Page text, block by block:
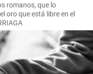
romanos, que lo
oro que está libre en el